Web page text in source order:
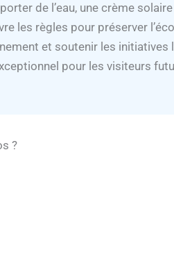
de l’eau, une crème
les règles pour préserver
et soutenir les
pour les visiteurs
?